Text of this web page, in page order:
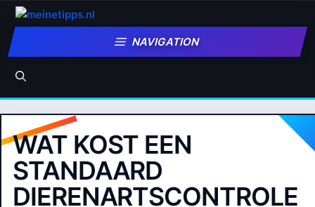
Zum
Inhalt
springen
NAVIGATION
WAT KOST EEN
STANDAARD
DIERENARTSCONTROLE